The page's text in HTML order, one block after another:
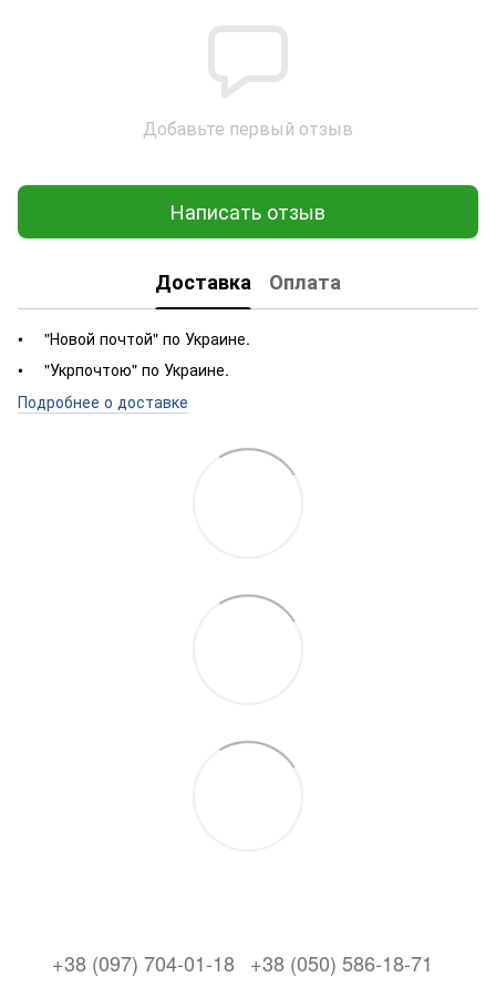
Добавьте первый отзыв
Написать отзыв
Доставка Оплата
"Новой почтой" по Украине.
"Укрпочтою" по Украине.
Подробнее о доставке
+38 (097) 704-01-18 +38 (050) 586-18-71